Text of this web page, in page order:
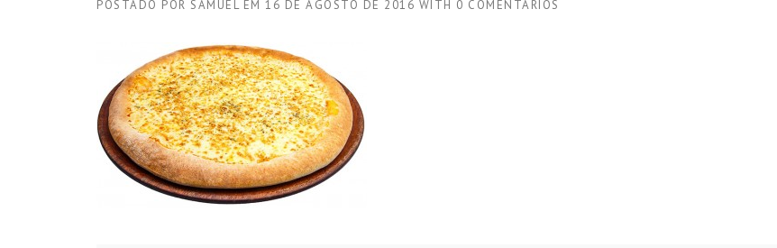
POSTADO POR SAMUELEM 16 DE AGOSTO DE 2016 WITH 0 COMENTÁRIOS